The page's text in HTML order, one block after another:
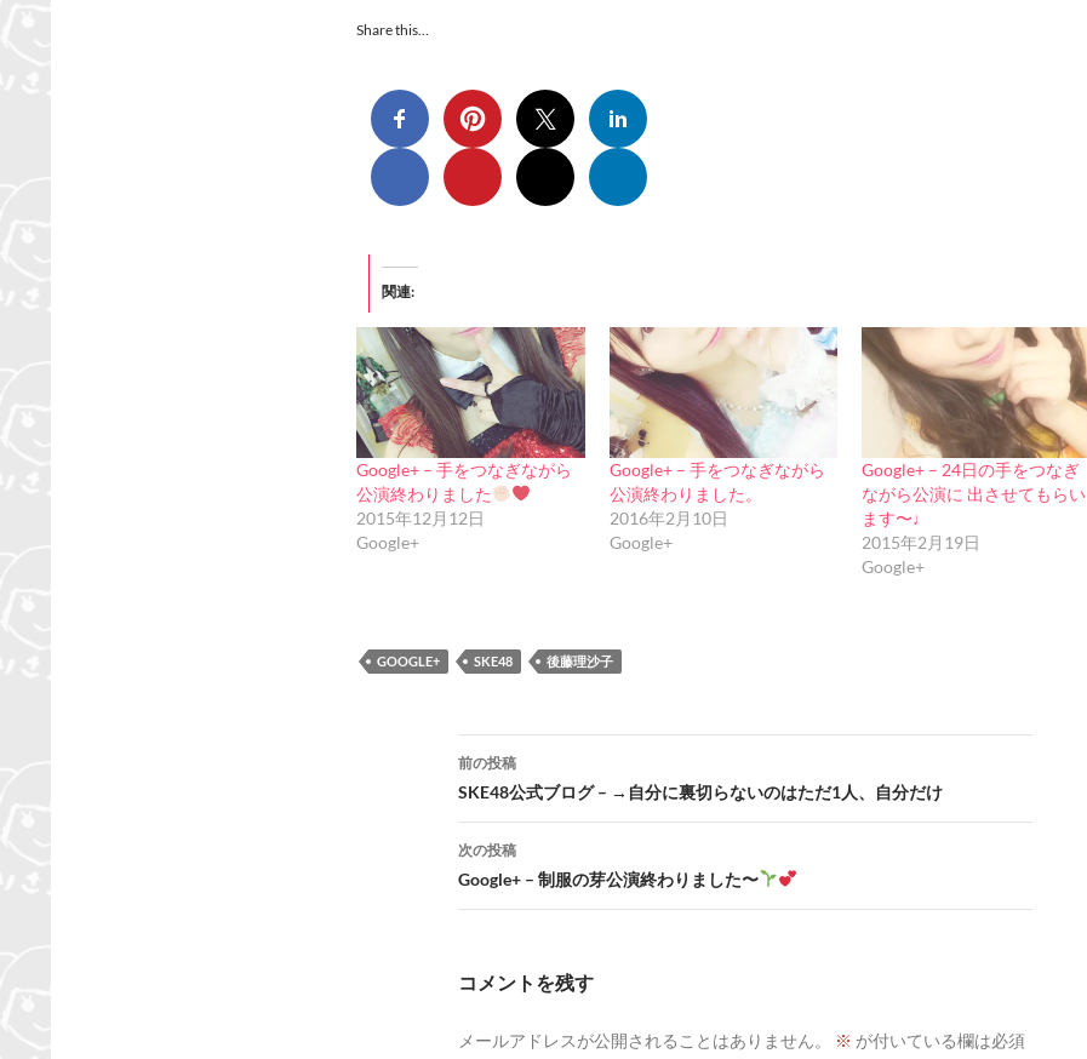
Share this…
関連
Google+ – 手をつなぎながら
公演終わりました
2015年12月12日
Google+
Google+ – 手をつなぎながら
公演終わりました。
2016年2月10日
Google+
Google+ – 24日の手をつなぎ
ながら公演に 出させてもらい
ます〜♩
2015年2月19日
Google+
GOOGLE+ SKE48 後藤理沙子
投
稿
ナ
ビ
ゲ
ョ
前の投稿
SKE48公式ブログ – →自分に裏切らないのはただ1人、自分だけ
次の投稿
Google+ – 制服の芽公演終わりました〜
コメントを残す
メールアドレスが公開されることはありません。 ※ が付いている欄は必須